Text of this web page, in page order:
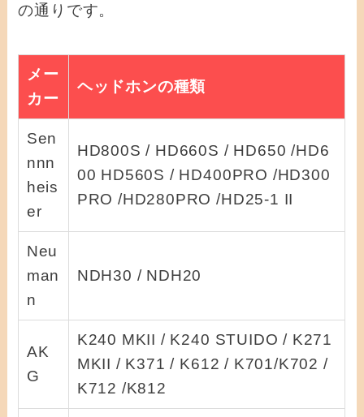
の通りです。
メー
カー
ヘッドホンの種類
Sen
nnn
heis
er
HD800S / HD660S / HD650 /HD6
00 HD560S / HD400PRO /HD300
PRO /HD280PRO /HD25-1 II
Neu
man
n
NDH30 / NDH20
AK
G
K240 MKII / K240 STUIDO / K271
MKII / K371 / K612 / K701/K702 /
K712 /K812